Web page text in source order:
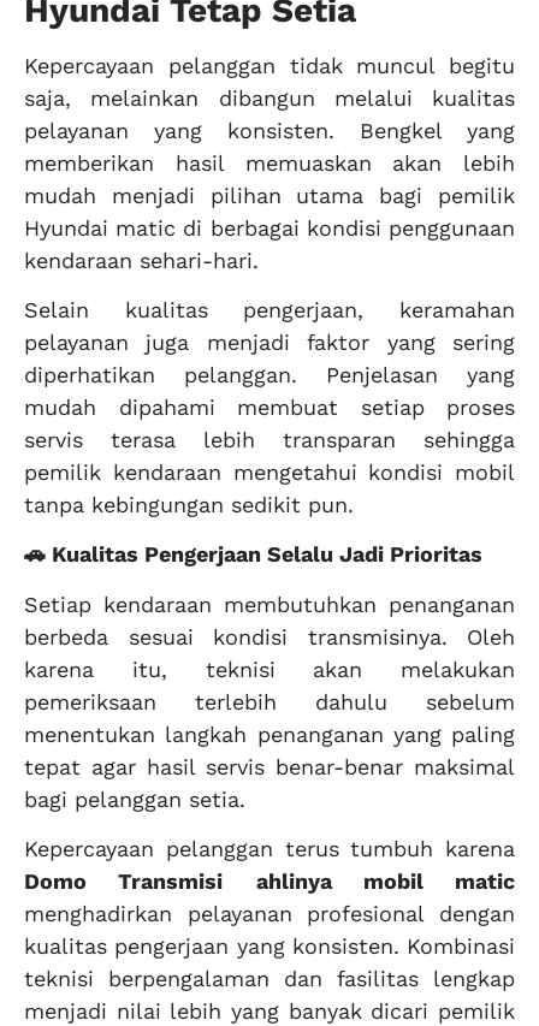
Hyundai Tetap Setia
Kepercayaan pelanggan tidak muncul begitu
saja, melainkan dibangun melalui kualitas
pelayanan yang konsisten. Bengkel yang
memberikan hasil memuaskan akan lebih
mudah menjadi pilihan utama bagi pemilik
Hyundai matic di berbagai kondisi penggunaan
kendaraan sehari-hari.
Selain kualitas pengerjaan, keramahan
pelayanan juga menjadi faktor yang sering
diperhatikan pelanggan. Penjelasan yang
mudah dipahami membuat setiap proses
servis terasa lebih transparan sehingga
pemilik kendaraan mengetahui kondisi mobil
tanpa kebingungan sedikit pun.
🚗 Kualitas Pengerjaan Selalu Jadi Prioritas
Setiap kendaraan membutuhkan penanganan
berbeda sesuai kondisi transmisinya. Oleh
karena itu, teknisi akan melakukan
pemeriksaan terlebih dahulu sebelum
menentukan langkah penanganan yang paling
tepat agar hasil servis benar-benar maksimal
bagi pelanggan setia.
Kepercayaan pelanggan terus tumbuh karena
Domo Transmisi
ahlinya mobil matic
menghadirkan pelayanan profesional dengan
kualitas pengerjaan yang konsisten. Kombinasi
teknisi berpengalaman dan fasilitas lengkap
menjadi nilai lebih yang banyak dicari pemilik